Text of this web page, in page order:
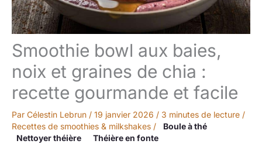
Smoothie bowl aux baies,
noix et graines de chia :
recette gourmande et facile
Par Célestin Lebrun / 19 janvier 2026 / 3 minutes de lecture /
Recettes de smoothies & milkshakes /
Boule à thé
Nettoyer théière
Théière en fonte